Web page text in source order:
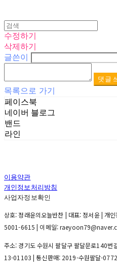
수정하기
삭제하기
글쓴이
댓글
목록으로 가기
페이스북
네이버 블로그
밴드
라인
이용약관
개인정보처리방침
사업자정보확인
상호: 정래윤의오늘반찬 | 대표: 정서윤 | 개
5001-6615 | 이메일:
주소: 경기도 수원시 팔달구 팔달문로140번
13-01103 | 통신판매: 2019-수원팔달-